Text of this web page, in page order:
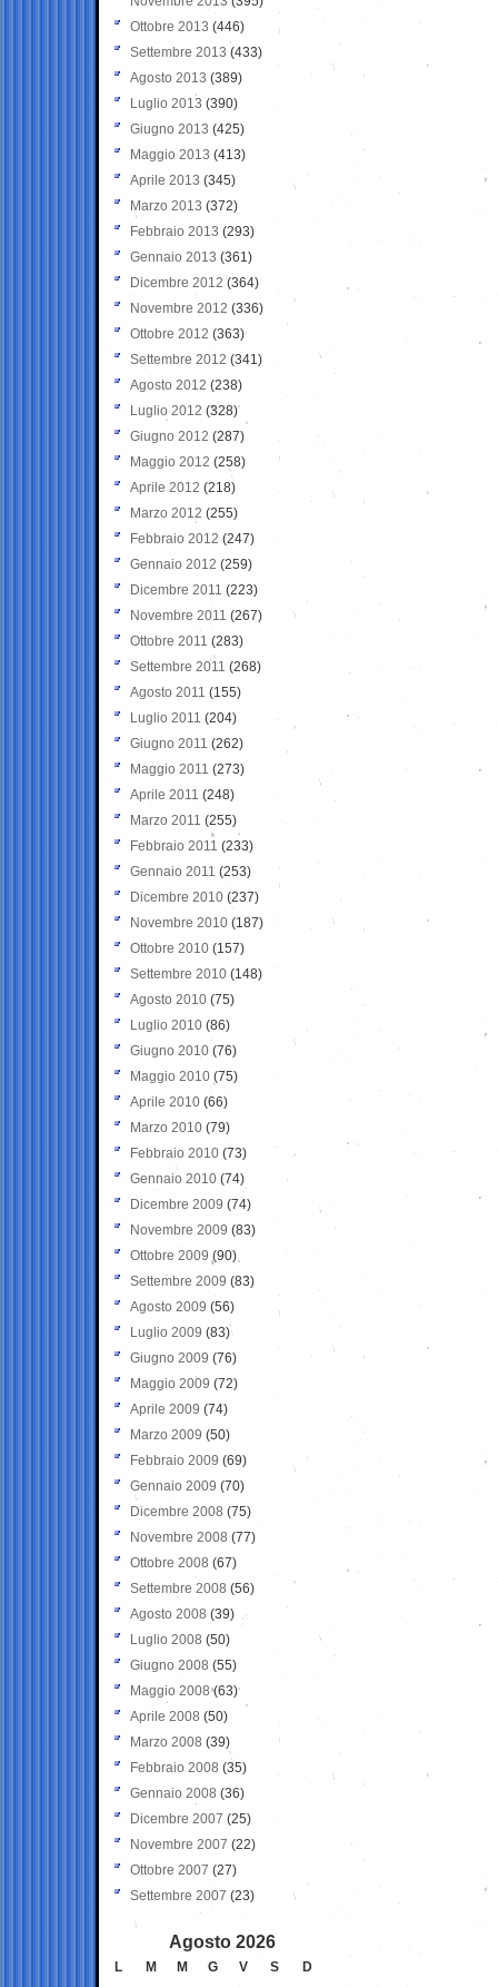
Ottobre 2013 (446)
Settembre 2013 (433)
Agosto 2013 (389)
Luglio 2013 (390)
Giugno 2013 (425)
Maggio 2013 (413)
Aprile 2013 (345)
Marzo 2013 (372)
Febbraio 2013 (293)
Gennaio 2013 (361)
Dicembre 2012 (364)
Novembre 2012 (336)
Ottobre 2012 (363)
Settembre 2012 (341)
Agosto 2012 (238)
Luglio 2012 (328)
Giugno 2012 (287)
Maggio 2012 (258)
Aprile 2012 (218)
Marzo 2012 (255)
Febbraio 2012 (247)
Gennaio 2012 (259)
Dicembre 2011 (223)
Novembre 2011 (267)
Ottobre 2011 (283)
Settembre 2011 (268)
Agosto 2011 (155)
Luglio 2011 (204)
Giugno 2011 (262)
Maggio 2011 (273)
Aprile 2011 (248)
Marzo 2011 (255)
Febbraio 2011 (233)
Gennaio 2011 (253)
Dicembre 2010 (237)
Novembre 2010 (187)
Ottobre 2010 (157)
Settembre 2010 (148)
Agosto 2010 (75)
Luglio 2010 (86)
Giugno 2010 (76)
Maggio 2010 (75)
Aprile 2010 (66)
Marzo 2010 (79)
Febbraio 2010 (73)
Gennaio 2010 (74)
Dicembre 2009 (74)
Novembre 2009 (83)
Ottobre 2009 (90)
Settembre 2009 (83)
Agosto 2009 (56)
Luglio 2009 (83)
Giugno 2009 (76)
Maggio 2009 (72)
Aprile 2009 (74)
Marzo 2009 (50)
Febbraio 2009 (69)
Gennaio 2009 (70)
Dicembre 2008 (75)
Novembre 2008 (77)
Ottobre 2008 (67)
Settembre 2008 (56)
Agosto 2008 (39)
Luglio 2008 (50)
Giugno 2008 (55)
Maggio 2008(63)
Aprile 2008 (50)
Marzo 2008 (39)
Febbraio 2008 (35)
Gennaio 2008 (36)
Dicembre 2007 (25)
Novembre 2007 (22)
Ottobre 2007 (27)
Settembre 2007 (23)
Agosto 2026
L M M G V S
D